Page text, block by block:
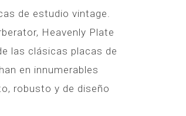
de estudio vintage.
Heavenly Plate
las clásicas placas de
en innumerables
robusto y de diseño